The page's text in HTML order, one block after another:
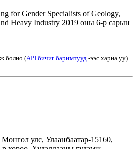
for Gender Specialists of Geology,
Heavy Industry 2019 оны 6-р сарын
болно (API бичиг баримтууд -ээс харна уу).
улс, Улаанбаатар-15160,